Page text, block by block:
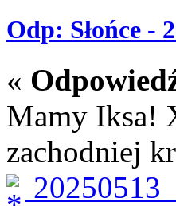
Odp: Słońce -
«
Mamy Iksa!
zachodniej